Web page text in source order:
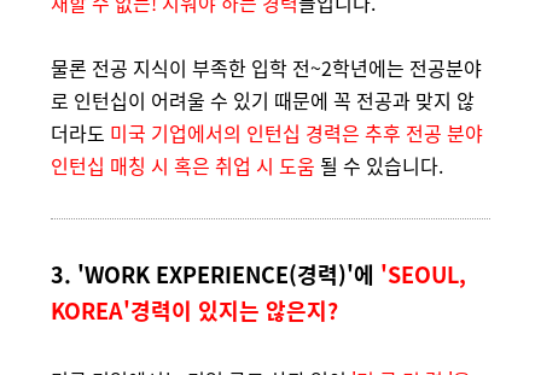
물론 전공 지식이 부족한 입학 전~2학년에는 전공분야
로 인턴십이 어려울 수 있기 때문에 꼭 전공과 맞지 않
더라도 미국 기업에서의 인턴십 경력은 추후 전공 분야
인턴십 매칭 시 혹은 취업 시 도움 될 수 있습니다.
3. 'WORK EXPERIENCE(경력)'에 'SEOUL,
KOREA'경력이 있지는 않은지?